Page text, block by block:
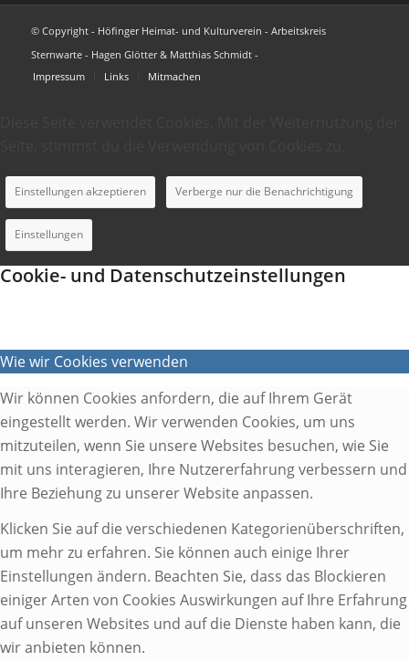
© Copyright - Höfinger Heimat- und Kulturverein - Arbeitskreis
Sternwarte - Hagen Glötter & Matthias Schmidt -
Impressum
Links Mitmachen
Einstellungen akzeptieren Verberge nur die Benachrichtigung
Einstellungen
Cookie- und Datenschutzeinstellungen
Wie wir Cookies verwenden
Wir können Cookies anfordern, die auf Ihrem Gerät
eingestellt werden. Wir verwenden Cookies, um uns
mitzuteilen, wenn Sie unsere Websites besuchen, wie Sie
mit uns interagieren, Ihre Nutzererfahrung verbessern und
Ihre Beziehung zu unserer Website anpassen.
Klicken Sie auf die verschiedenen Kategorienüberschriften,
um mehr zu erfahren. Sie können auch einige Ihrer
Einstellungen ändern. Beachten Sie, dass das Blockieren
einiger Arten von Cookies Auswirkungen auf Ihre Erfahrung
auf unseren Websites und auf die Dienste haben kann, die
wir anbieten können.